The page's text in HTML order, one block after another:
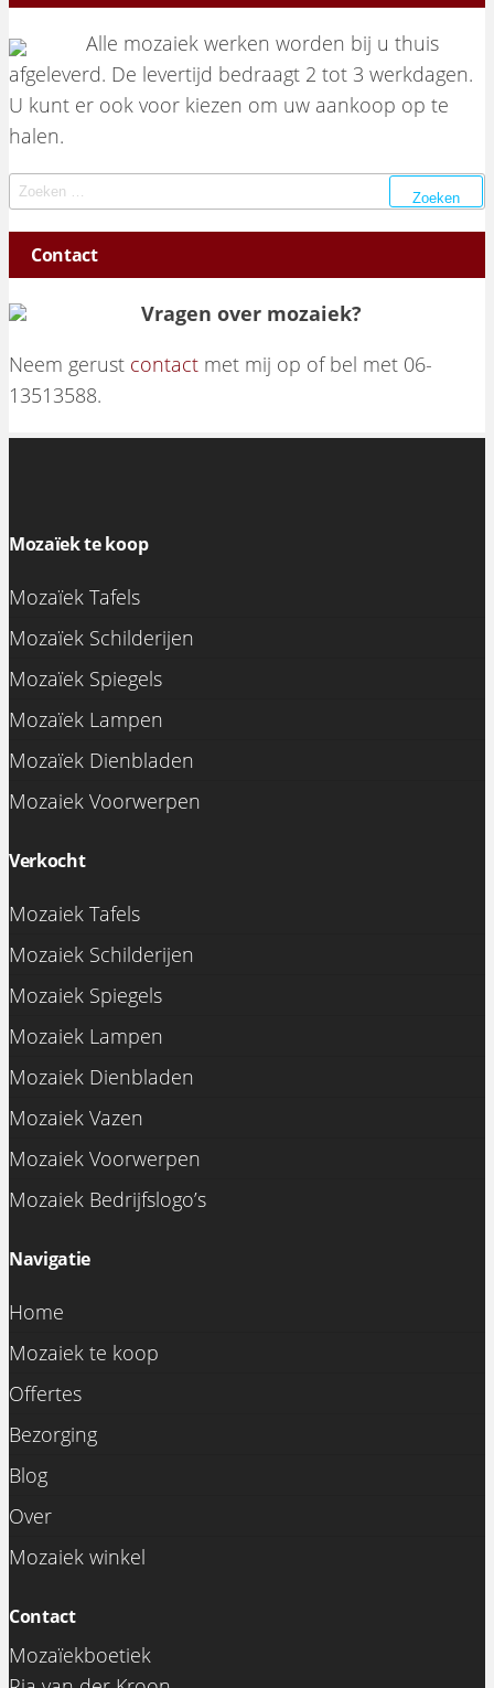
Alle mozaiek werken worden bij u thuis
afgeleverd. De levertijd bedraagt 2 tot 3 werkdagen.
U kunt er ook voor kiezen om uw aankoop op te
halen.
Zoeken naar:
Contact
Vragen over mozaiek?
Neem gerust contact met mij op of bel met 06-
13513588.
Mozaïek te koop
Mozaïek Tafels
Mozaïek Schilderijen
Mozaïek Spiegels
Mozaïek Lampen
Mozaïek Dienbladen
Mozaiek Voorwerpen
Verkocht
Mozaiek Tafels
Mozaiek Schilderijen
Mozaiek Spiegels
Mozaiek Lampen
Mozaiek Dienbladen
Mozaiek Vazen
Mozaiek Voorwerpen
Mozaiek Bedrijfslogo’s
Navigatie
Home
Mozaiek te koop
Offertes
Bezorging
Blog
Over
Mozaiek winkel
Contact
Mozaïekboetiek